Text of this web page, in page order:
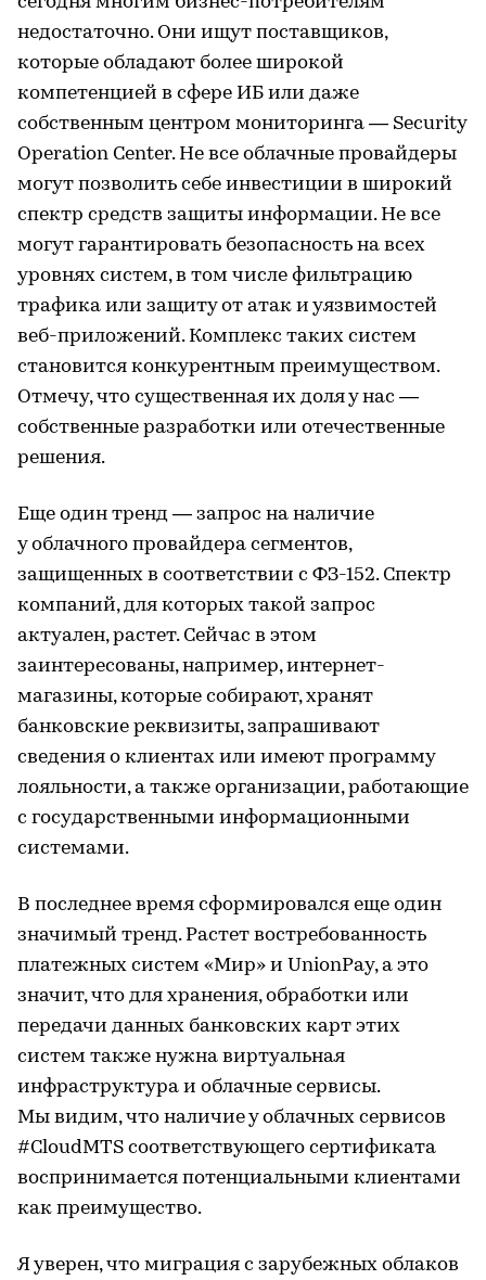
недостаточно. Они ищут поставщиков,
которые обладают более широкой
компетенцией в сфере ИБ или даже
собственным центром мониторинга — Security
Operation Center. Не все облачные провайдеры
могут позволить себе инвестиции в широкий
спектр средств защиты информации. Не все
могут гарантировать безопасность на всех
уровнях систем, в том числе фильтрацию
трафика или защиту от атак и уязвимостей
веб-приложений. Комплекс таких систем
становится конкурентным преимуществом.
Отмечу, что существенная их доля у нас —
собственные разработки или отечественные
решения.
Еще один тренд — запрос на наличие
у облачного провайдера сегментов,
защищенных в соответствии с ФЗ-152. Спектр
компаний, для которых такой запрос
актуален, растет. Сейчас в этом
заинтересованы, например, интернет-
магазины, которые собирают, хранят
банковские реквизиты, запрашивают
сведения о клиентах или имеют программу
лояльности, а также организации, работающие
с государственными информационными
системами.
В последнее время сформировался еще один
значимый тренд. Растет востребованность
платежных систем «Мир» и UnionPay, а это
значит, что для хранения, обработки или
передачи данных банковских карт этих
систем также нужна виртуальная
инфраструктура и облачные сервисы.
Мы видим, что наличие у облачных сервисов
#CloudMTS соответствующего сертификата
воспринимается потенциальными клиентами
как преимущество.
Я уверен, что миграция с зарубежных облаков